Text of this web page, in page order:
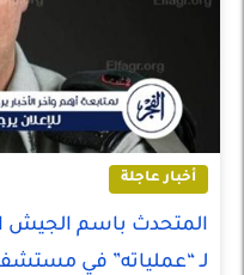
أخبار عاجلة
المتحدث باسم الجيش
لـ “عملياته” في